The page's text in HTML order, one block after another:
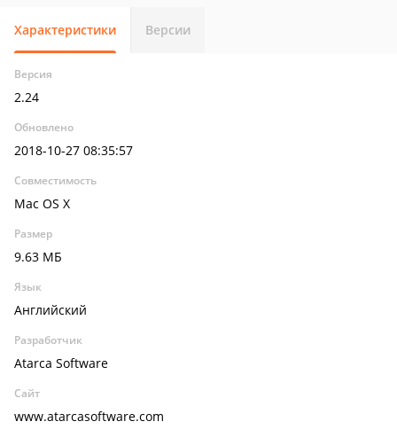
Характеристики Версии
Версия
2.24
Обновлено
2018-10-27 08:35:57
Совместимость
Mac OS X
Размер
9.63 МБ
Язык
Английский
Разработчик
Atarca Software
Сайт
www.atarcasoftware.com